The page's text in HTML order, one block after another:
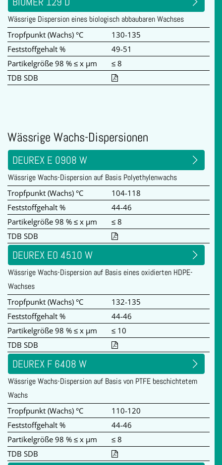
Wässrige Dispersion eines biologisch abbaubaren Wachses
Tropfpunkt (Wachs) °C
130-135
Feststoffgehalt %
49-51
Partikelgröße 98 % ≤ x µm
≤ 8
TDB SDB
Wässrige Wachs-Dispersionen
DEUREX E 0908 W
Wässrige Wachs-Dispersion auf Basis Polyethylenwachs
Tropfpunkt (Wachs) °C
104-118
Feststoffgehalt %
44-46
Partikelgröße 98 % ≤ x µm
≤ 8
TDB SDB
DEUREX EO 4510 W
Wässrige Wachs-Dispersion auf Basis eines oxidierten HDPE-
Wachses
Tropfpunkt (Wachs) °C
132-135
Feststoffgehalt %
44-46
Partikelgröße 98 % ≤ x µm
≤ 10
TDB SDB
DEUREX F 6408 W
Wässrige Wachs-Dispersion auf Basis von PTFE beschichtetem
Wachs
Tropfpunkt (Wachs) °C
110-120
Feststoffgehalt %
44-46
Partikelgröße 98 % ≤ x µm
≤ 8
TDB SDB